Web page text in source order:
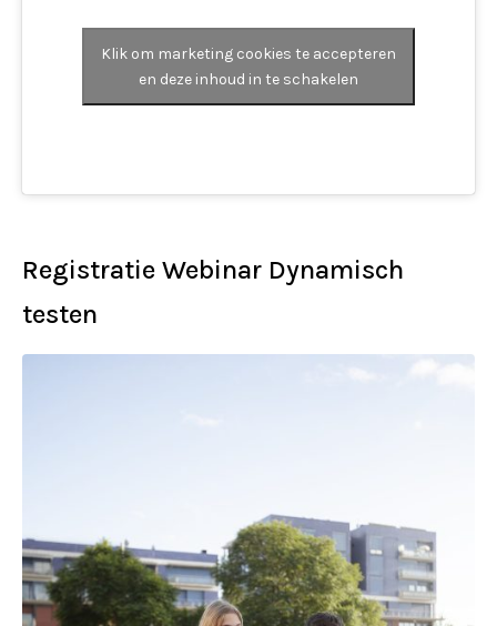
Klik om marketing cookies te accepteren
en deze inhoud in te schakelen
Registratie Webinar Dynamisch
testen